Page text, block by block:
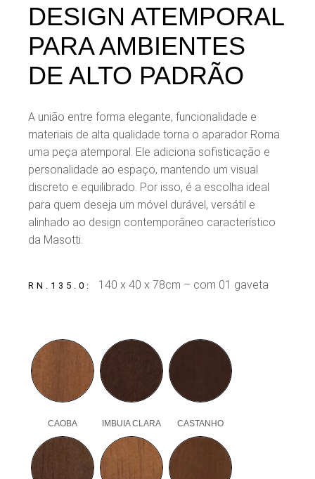
DESIGN ATEMPORAL
PARA AMBIENTES
DE ALTO PADRÃO
A união entre forma elegante, funcionalidade e
materiais de alta qualidade torna o aparador Roma
uma peça atemporal. Ele adiciona sofisticação e
personalidade ao espaço, mantendo um visual
discreto e equilibrado. Por isso, é a escolha ideal
para quem deseja um móvel durável, versátil e
alinhado ao design contemporâneo característico
da Masotti.
RN.135.0 140 x 40 x 78cm – com 01 gaveta
CAOBA IMBUIA CLARA CASTANHO